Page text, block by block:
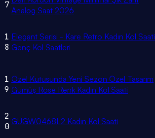
7
Analog Saat 2026
1
8
Elegant Serisi - Kare Retro Kadın Kol Saati
Genç Kol Saatleri
1
9
Özel Kutusunda Yeni Sezon Özel Tasarım
Gümüş Rose Renk Kadın Kol Saati
2
0 GUGW0468L2 Kadın Kol Saati